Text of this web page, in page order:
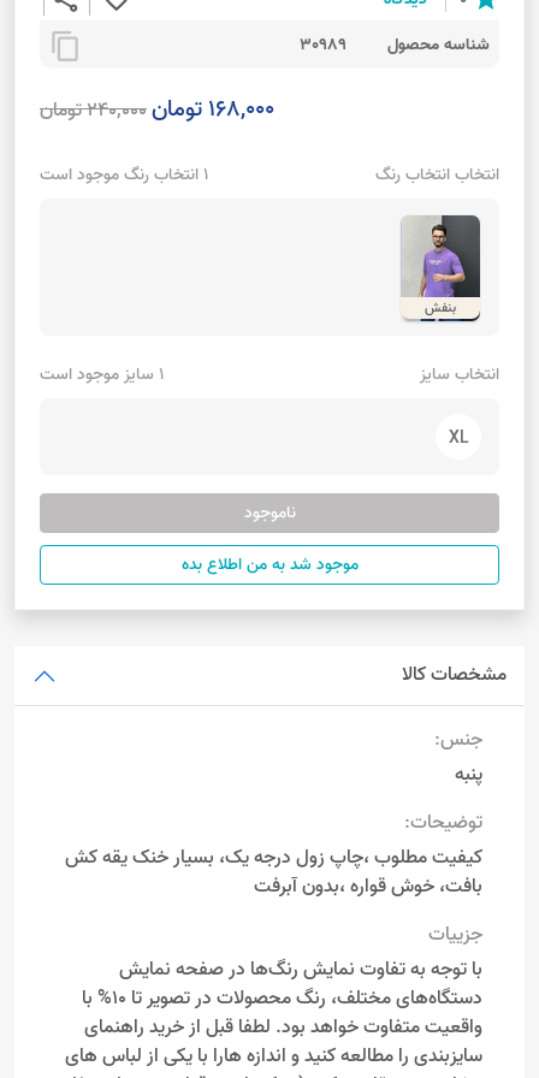
شناسه محصول 30989
content_copy
168,000 تومان 240,000 تومان
انتخاب انتخاب رنگ 1 انتخاب رنگ موجود است
بنفش
انتخاب سایز 1 سایز موجود است
XL
ناموجود
موجود شد به من اطلاع بده
مشخصات کالا
جنس:
پنبه
توضیحات:
کیفیت مطلوب ،چاپ زول درجه یک، بسیار خنک یقه کش
بافت، خوش قواره ،بدون آبرفت
جزییات
با توجه به تفاوت نمایش رنگ‌ها در صفحه نمایش
دستگاه‌های مختلف، رنگ محصولات در تصویر تا 10% با
واقعیت متفاوت خواهد بود. لطفا قبل از خرید راهنمای
سایزبندی را مطالعه کنید و اندازه هارا با یکی از لباس های